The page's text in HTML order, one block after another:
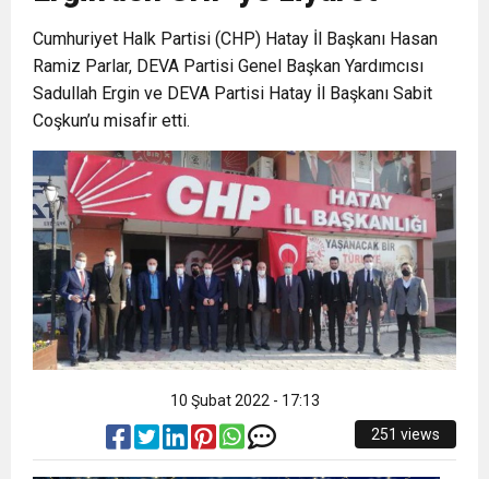
Cumhuriyet, Türk Milletinin Özgürlük
ve Onur Nişanesidir
6:19 HBB BAŞKANI ÖNTÜRK’ÜN
CUMHURİYET BAYRAMI MESAJI
17:36 KURUMLAR VERGİSİ ERTELENDİ
1:00 İTSO İŞ-KUR SGK TOPLANTI
DUYURUSU
21:40 CEYLANDERE’DE BAŞKAN EMRAH
KARAÇAY’A SEVGİ SELİ
18:22 BAŞKAN SAMİ ÜSTÜN’DEN
Cumhuriyet Halk Partisi (CHP) Hatay İl Başkanı Hasan
Ramiz Parlar, DEVA Partisi Genel Başkan Yardımcısı
Sadullah Ergin ve DEVA Partisi Hatay İl Başkanı Sabit
Coşkun’u misafir etti.
10 Şubat 2022 - 17:13
251 views